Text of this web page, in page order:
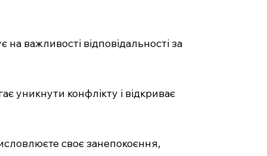
важливості відповідальності за
уникнути конфлікту і відкриває
своє занепокоєння,